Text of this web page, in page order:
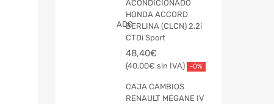
ACONDICIONADO
HONDA ACCORD
BERLINA (CLCN) 2.2i
CTDi Sport
48,40€
40,00€ -0%
CAJA CAMBIOS
RENAULT MEGANE IV